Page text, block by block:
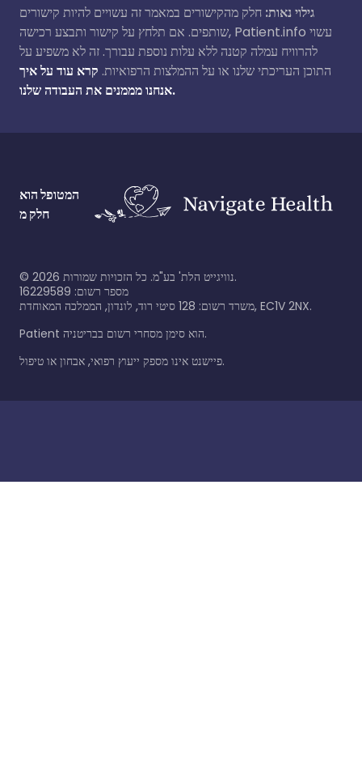
גילוי נאות: חלק מהקישורים במאמר זה עשויים להיות קישורים
שותפים. אם תלחץ על קישור ותבצע רכישה, Patient.info עשוי
להרוויח עמלה קטנה ללא עלות נוספת עבורך. זה לא משפיע על
התוכן העריכתי שלנו או על ההמלצות הרפואיות. קרא עוד על איך
אנחנו מממנים את העבודה שלנו.
המטופל הוא
חלק מ
© 2026
נוויגייט הלת' בע"מ. כל הזכויות שמורות.
מספר רשום: 16229589
משרד רשום: 128 סיטי רוד, לונדון, הממלכה המאוחדת, EC1V 2NX.
Patient הוא סימן מסחרי רשום בבריטניה.
פיישנט אינו מספק ייעוץ רפואי, אבחון או טיפול.